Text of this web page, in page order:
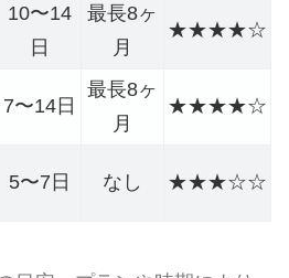
10〜14
日
最長8ヶ
月
★★★★☆
7〜14日
最長8ヶ
月
★★★★☆
5〜7日 なし ★★★☆☆